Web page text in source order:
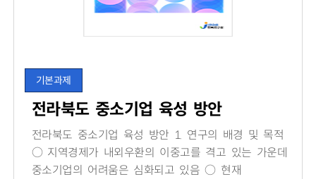
기본과제
전라북도 중소기업 육성 방안
전라북도 중소기업 육성 방안 1. 연구의 배경 및 목적
○ 지역경제가 내외우환의 이중고를 격고 있는 가운데
중소기업의 어려움은 심화되고 있음 ○ 현재